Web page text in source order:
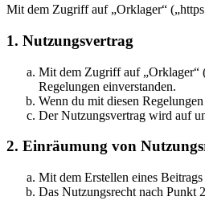
Mit dem Zugriff auf „Orklager“
1. Nutzungsvertrag
Mit dem Zugriff auf „Orklager“
Regelungen einverstanden.
Wenn du mit diesen
Der Nutzungsvertrag wird auf
2. Einräumung von
Mit dem Erstellen eines
Das Nutzungsrecht nach Punkt